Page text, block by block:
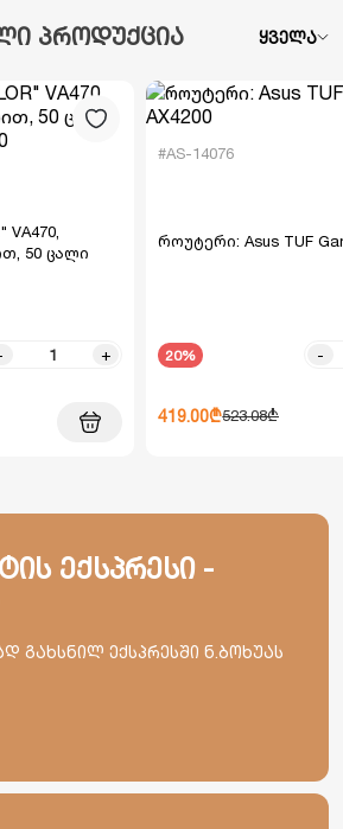
პროდუქცია ყველა
50 ცალი
+
#AS-14076
როუტერი: Asus TUF
20% -
419.00₾523.08₾
ექსპრესი -
გახსნილ ექსპრესში ნ.ბოხუას